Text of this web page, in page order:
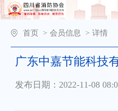
首页 > 会员信息 > 详情
广东中嘉节能科技
发布日期：2022-11-08